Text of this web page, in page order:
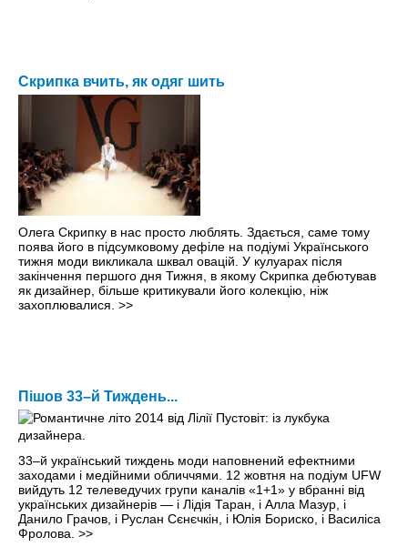
Скрипка вчить, як одяг шить
Олега Скрипку в нас просто люблять. Здається, саме тому
поява його в підсумковому дефіле на подіумі Українського
тижня моди викликала шквал овацій. У кулуарах після
закінчення першого дня Тижня, в якому Скрипка дебютував
як дизайнер, більше критикували його колекцію, ніж
захоплювалися. >>
Пішов 33–й Тиждень...
33–й український тиждень моди наповнений ефектними
заходами і медійними обличчями. 12 жовтня на подіум UFW
вийдуть 12 телеведучих групи каналів «1+1» у вбранні від
українських дизайнерів — і Лідія Таран, і Алла Мазур, і
Данило Грачов, і Руслан Сєнєчкін, і Юлія Бориско, і Василіса
Фролова. >>